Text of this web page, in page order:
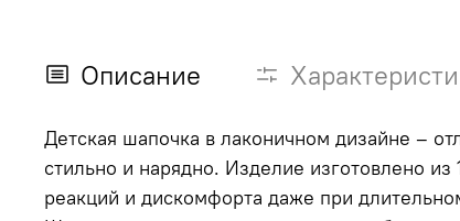
Описание
Детская шапочка в лаконичном дизайне –
стильно и нарядно. Изделие изготовлено
реакций и дискомфорта даже при